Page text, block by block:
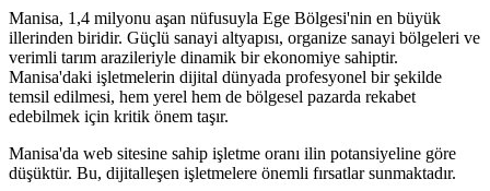
Manisa, 1,4 milyonu aşan nüfusuyla Ege Bölgesi'nin en büyük
illerinden biridir. Güçlü sanayi altyapısı, organize sanayi bölgeleri ve
verimli tarım arazileriyle dinamik bir ekonomiye sahiptir.
Manisa'daki işletmelerin dijital dünyada profesyonel bir şekilde
temsil edilmesi, hem yerel hem de bölgesel pazarda rekabet
edebilmek için kritik önem taşır.
Manisa'da web sitesine sahip işletme oranı ilin potansiyeline göre
düşüktür. Bu, dijitalleşen işletmelere önemli fırsatlar sunmaktadır.